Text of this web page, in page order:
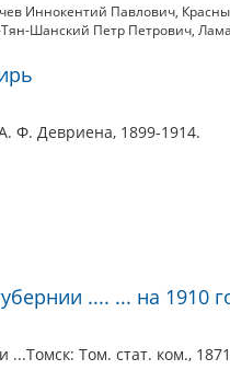
Иннокентий Павлович,
Шанский Петр Петрович,
Ф. Девриена, 1899-1914.
.... ... на 1910
Том. стат. ком.,